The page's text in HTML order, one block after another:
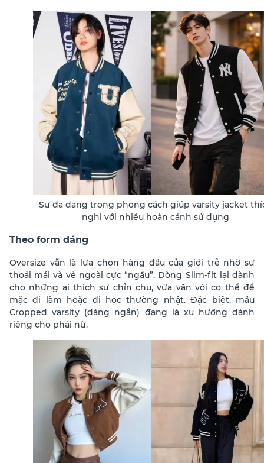
Sự đa dạng trong phong cách giúp varsity jacket
nghi với nhiều hoàn cảnh sử dụng
Theo form dáng
Oversize vẫn là lựa chọn hàng đầu của giới trẻ nhờ sự
thoải mái và vẻ ngoài cực “ngầu”. Dòng Slim-fit lại dành
cho những ai thích sự chỉn chu, vừa vặn với cơ thể để
mặc đi làm hoặc đi học thường nhật. Đặc biệt, mẫu
Cropped varsity (dáng ngắn) đang là xu hướng dành
riêng cho phái nữ.